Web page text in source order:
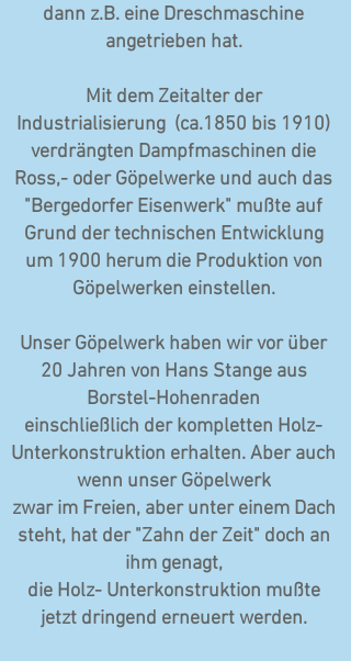
dann z.B. eine Dreschmaschine
angetrieben hat.
Mit dem Zeitalter der
Industrialisierung (ca.1850 bis 1910)
verdrängten Dampfmaschinen die
Ross,- oder Göpelwerke und auch das
"Bergedorfer Eisenwerk" mußte auf
Grund der technischen Entwicklung
um 1900 herum die Produktion von
Göpelwerken einstellen.
Unser Göpelwerk haben wir vor über
20 Jahren von Hans Stange aus
Borstel-Hohenraden
einschließlich der kompletten Holz-
Unterkonstruktion erhalten. Aber auch
wenn unser Göpelwerk
zwar im Freien, aber unter einem Dach
steht, hat der "Zahn der Zeit" doch an
ihm genagt,
die Holz- Unterkonstruktion mußte
jetzt dringend erneuert werden.